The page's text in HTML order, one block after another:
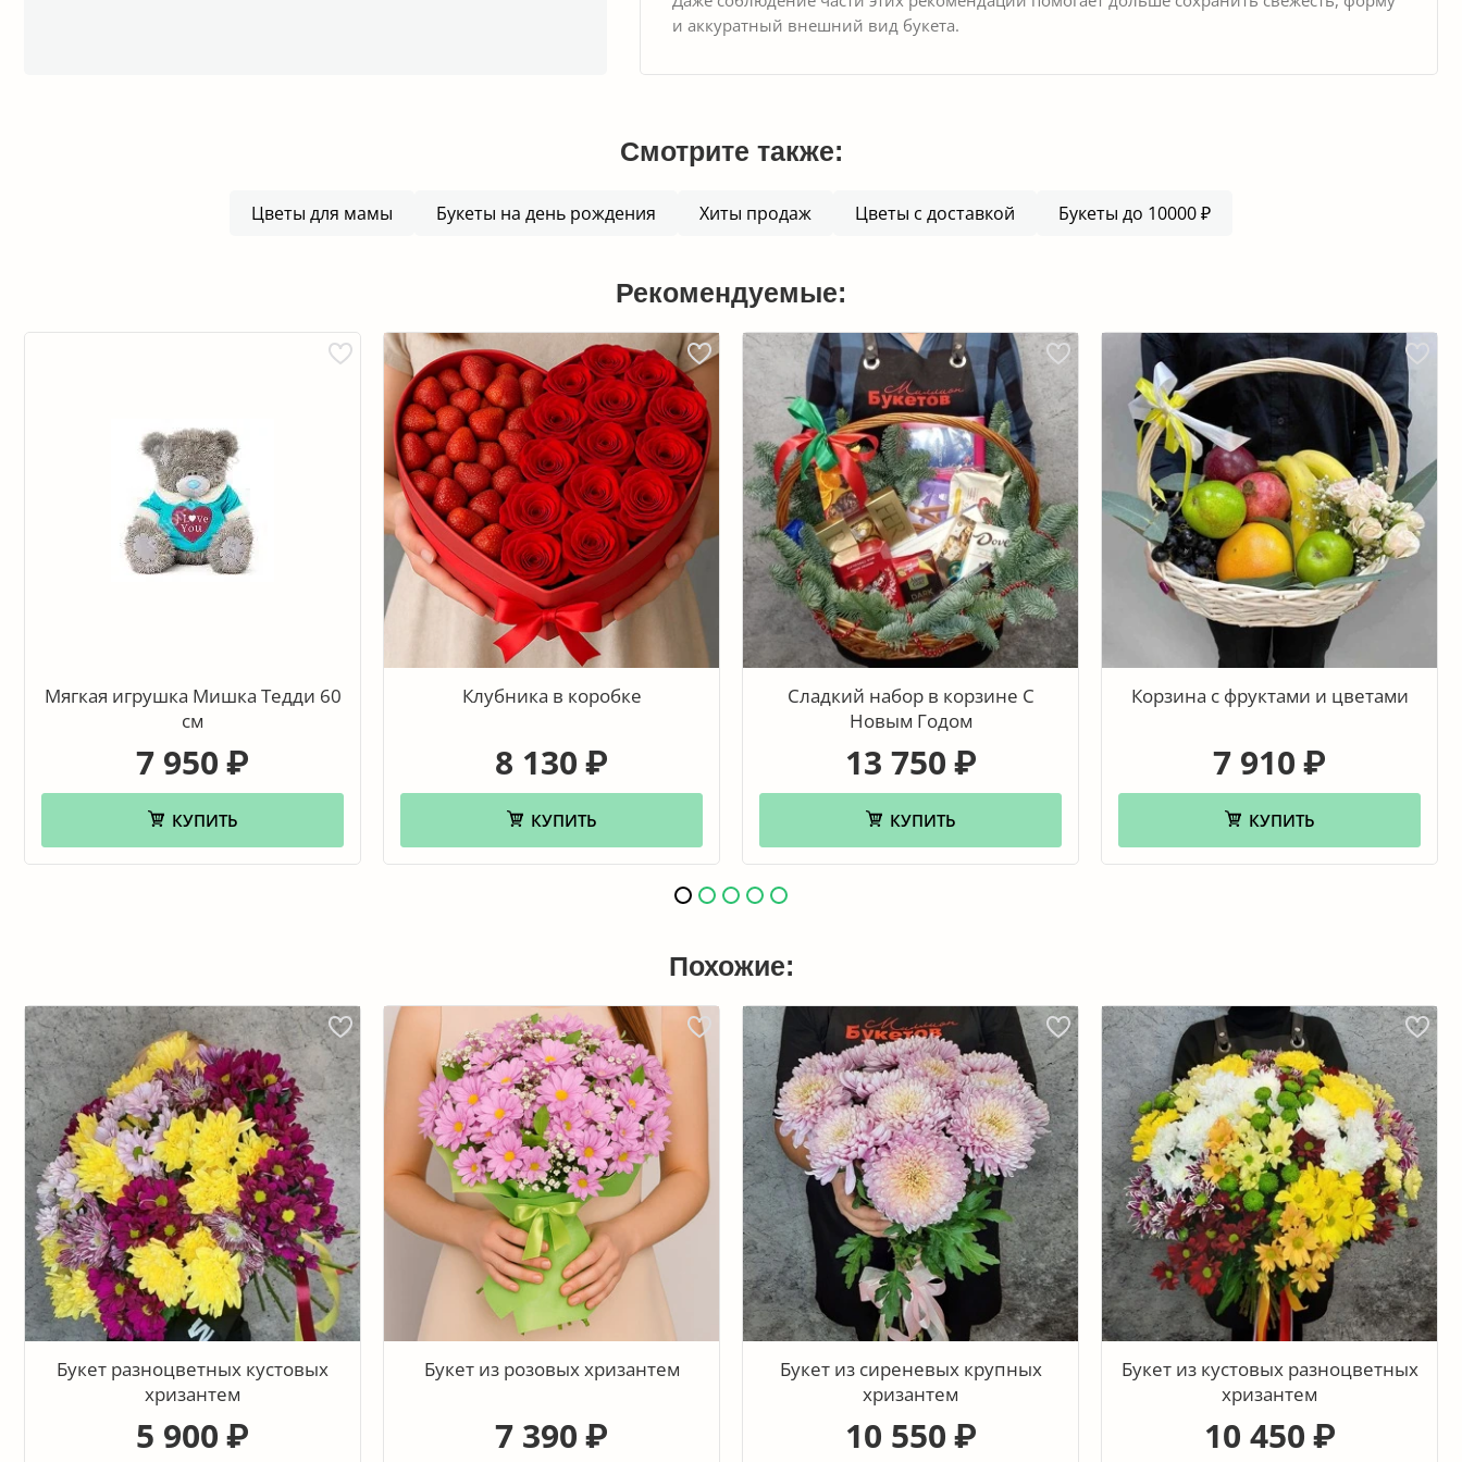
и аккуратный внешний вид букета.
Смотрите также:
Цветы для мамы Букеты на день рождения Хиты продаж Цветы с доставкой Букеты до 10000 ₽
Рекомендуемые:
Мягкая игрушка Мишка Тедди 60
см
7 950 ₽
КУПИТЬ
Клубника в коробке
8 130 ₽
КУПИТЬ
Сладкий набор в корзине С
Новым Годом
13 750 ₽
КУПИТЬ
Корзина с фруктами и цветами
7 910 ₽
КУПИТЬ
Похожие:
Букет разноцветных кустовых
хризантем
5 900 ₽
Букет из розовых хризантем
7 390 ₽
Букет из сиреневых крупных
хризантем
10 550 ₽
Букет из кустовых разноцветных
хризантем
10 450 ₽